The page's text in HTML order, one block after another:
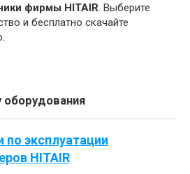
фирмы HITAIR. Выберите
и бесплатно скачайте
оборудования
по эксплуатации
HITAIR